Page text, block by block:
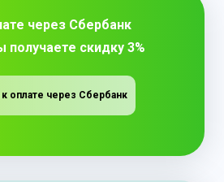
через Сбербанк
получаете скидку 3%
оплате через Сбербанк